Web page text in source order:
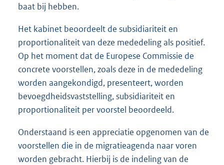
baat bij hebben.
Het kabinet beoordeelt de subsidiariteit en
proportionaliteit van deze mededeling als positief.
Op het moment dat de Europese Commissie de
concrete voorstellen, zoals deze in de mededeling
worden aangekondigd, presenteert, worden
bevoegdheidsvaststelling, subsidiariteit en
proportionaliteit per voorstel beoordeeld.
Onderstaand is een appreciatie opgenomen van de
voorstellen die in de migratieagenda naar voren
worden gebracht. Hierbij is de indeling van de